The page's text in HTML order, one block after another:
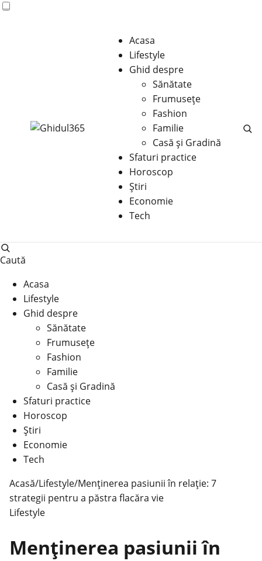
Acasa
Lifestyle
Ghid despre
Sănătate
Frumusețe
Fashion
Familie
Casă şi Gradină
Sfaturi practice
Horoscop
Știri
Economie
Tech
Caută
Acasa
Lifestyle
Ghid despre
Sănătate
Frumusețe
Fashion
Familie
Casă şi Gradină
Sfaturi practice
Horoscop
Știri
Economie
Tech
Acasă/Lifestyle/Menținerea pasiunii în relație: 7
strategii pentru a păstra flacăra vie
Lifestyle
Menținerea pasiunii în